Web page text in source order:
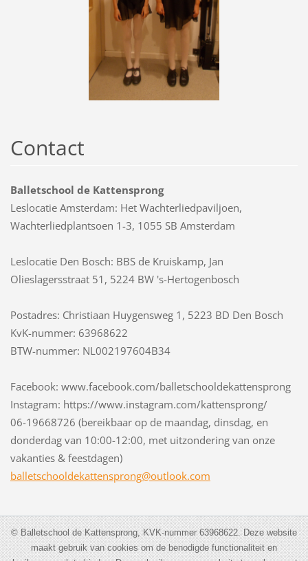
Contact
Balletschool de Kattensprong
Leslocatie Amsterdam: Het Wachterliedpaviljoen,
Wachterliedplantsoen 1-3, 1055 SB Amsterdam
Leslocatie Den Bosch: BBS de Kruiskamp, Jan
Olieslagersstraat 51, 5224 BW 's-Hertogenbosch
Postadres: Christiaan Huygensweg 1, 5223 BD Den Bosch
KvK-nummer: 63968622
BTW-nummer: NL002197604B34
Facebook: www.facebook.com/balletschooldekattensprong
Instagram: https://www.instagram.com/kattensprong/
06-19668726 (bereikbaar op de maandag, dinsdag, en
donderdag van 10:00-12:00, met uitzondering van onze
vakanties & feestdagen)
balletschooldekattensprong@outlook.com
© Balletschool de Kattensprong, KVK-nummer 63968622. Deze website
maakt gebruik van cookies om de benodigde functionaliteit en